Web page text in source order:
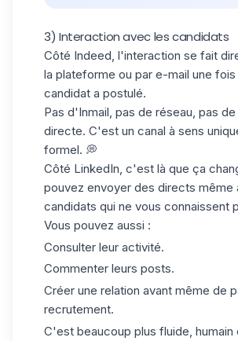
3) Interaction avec les candidats
Côté Indeed, l'interaction se fait
la plateforme ou par e-mail une fois
candidat a postulé.
Pas d'Inmail, pas de réseau, pas
directe. C'est un canal à sens
formel. 💭
Côté LinkedIn, c'est là que ça
pouvez envoyer des directs même
candidats qui ne vous connaissent
Vous pouvez aussi :
Consulter leur activité.
Commenter leurs posts.
Créer une relation avant même de
recrutement.
C'est beaucoup plus fluide, humain